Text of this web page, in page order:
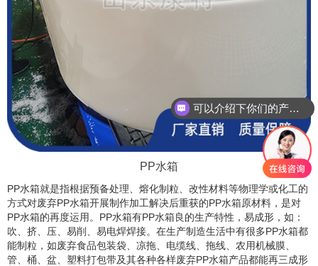
PP水箱
PP水箱就是指根据预备处理、熔化制粒、改性材料等物理学或化工的
方式对废弃PP水箱开展制作加工解决后重获的PP水箱原材料，是对
PP水箱的再度运用。PP水箱有PP水箱良的生产特性，易成形，如：
吹、挤、压、易削、易电焊焊接。在生产制造生活中有很多PP水箱都
能制粒，如废弃食品包装袋、凉拖、电缆线、拖线、农用机械膜、
管、桶、盆、塑料打包带及其各种各样废弃PP水箱产品都能再三成形
可以介绍下你们的产品么？